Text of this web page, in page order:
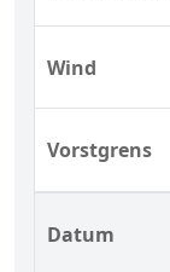
Wind
Vorstgrens
Datum